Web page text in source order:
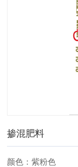
掺混肥料
颜色：紫粉色